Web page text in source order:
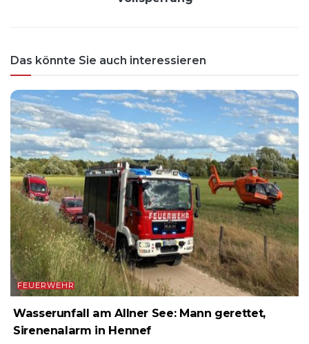
Das könnte Sie auch interessieren
FEUERWEHR
Wasserunfall am Allner See: Mann gerettet,
Sirenenalarm in Hennef